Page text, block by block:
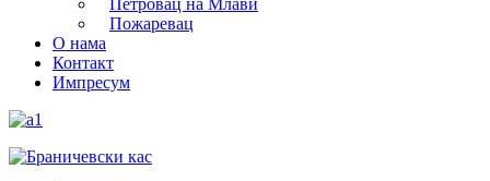
Петровац на Млави
Пожаревац
О нама
Контакт
Импресум